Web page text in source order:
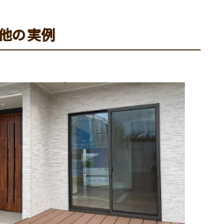
の実例